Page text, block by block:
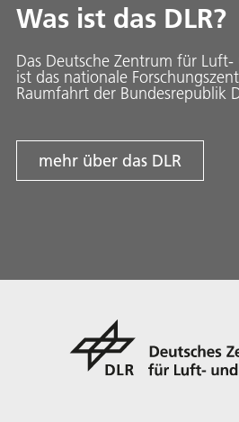
Was ist das DLR?
Das Deutsche Zentrum für Luft-
ist das nationale
Raumfahrt der Bundesrepublik
mehr über das DLR